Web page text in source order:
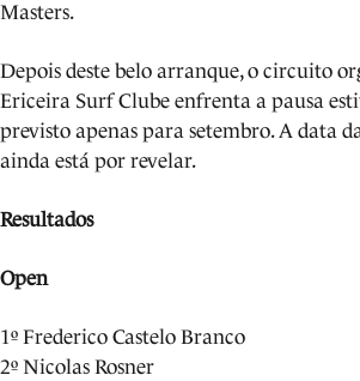
Masters.
Depois deste belo arranque, o circuito
Ericeira Surf Clube enfrenta a pausa
previsto apenas para setembro. A data
ainda está por revelar.
Resultados
Open
1º Frederico Castelo Branco
2º Nicolas Rosner